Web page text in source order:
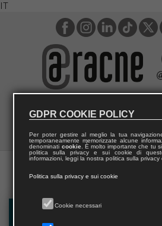
IT
GDPR COOKIE POLICY
Per poter gestire al meglio la tua
temporaneamente memorizzate alcune
denominati cookie. È molto importante che tu
politica sulla privacy e sui cookie di
informazioni, leggi la nostra politica sulla privacy
Politica sulla privacy e sui cookie
Cookie necessari